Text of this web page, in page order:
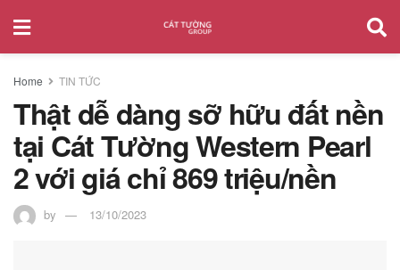
Home TIN TỨC
Thật dễ dàng sỡ hữu đất nền
tại Cát Tường Western Pearl
2 với giá chỉ 869 triệu/nền
by 13/10/2023